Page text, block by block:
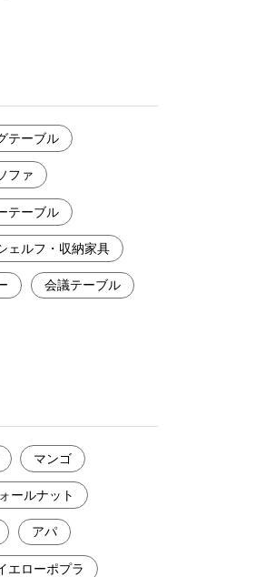
テーブル
ファ
テーブル
ェルフ・収納家具
会議テーブル
マンゴ
ールナット
アパ
エローポプラ